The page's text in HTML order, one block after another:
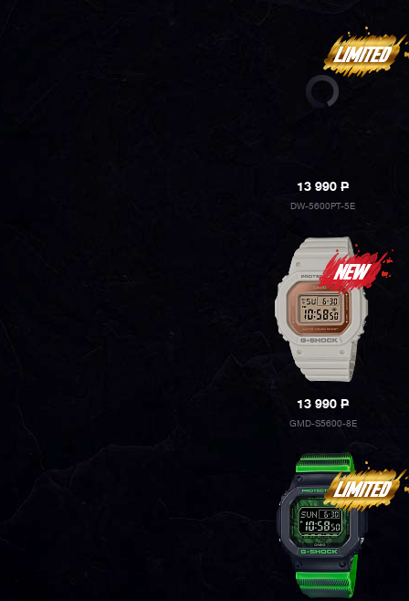
13 990P
DW-5600PT-5E
13 990P
GMD-S5600-8E